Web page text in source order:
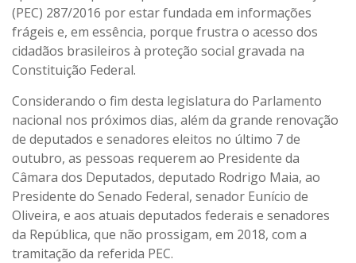
(PEC) 287/2016 por estar fundada em informações
frágeis e, em essência, porque frustra o acesso dos
cidadãos brasileiros à proteção social gravada na
Constituição Federal.
Considerando o fim desta legislatura do Parlamento
nacional nos próximos dias, além da grande renovação
de deputados e senadores eleitos no último 7 de
outubro, as pessoas requerem ao Presidente da
Câmara dos Deputados, deputado Rodrigo Maia, ao
Presidente do Senado Federal, senador Eunício de
Oliveira, e aos atuais deputados federais e senadores
da República, que não prossigam, em 2018, com a
tramitação da referida PEC.